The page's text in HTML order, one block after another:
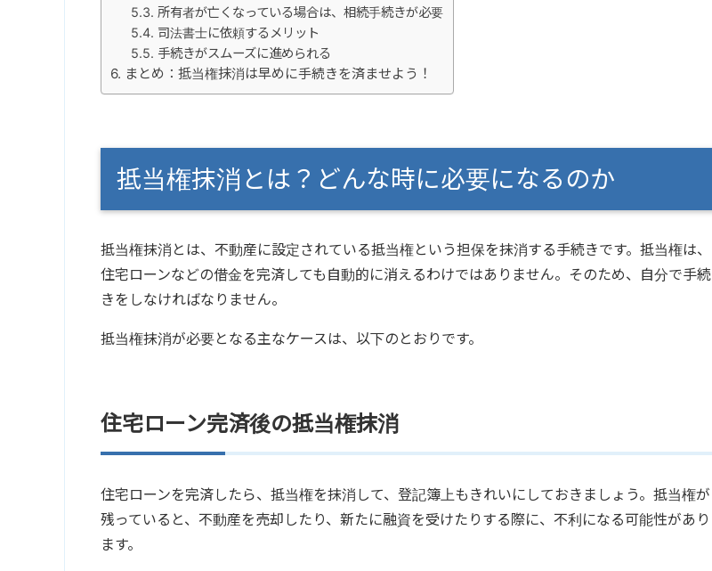
所有者が亡くなっている場合は、相続手続きが必要
司法書士に依頼するメリット
手続きがスムーズに進められる
まとめ：抵当権抹消は早めに手続きを済ませよう！
抵当権抹消とは？どんな時に必要になるのか
抵当権抹消 とは、不動産に設定されている抵当権という担保を抹消する手続きです。抵当権は、
住宅ローンなどの借金を完済しても自動的に消えるわけではありません。そのため、自分で手続
きをしなければなりません。
抵当権抹消が必要となる主なケースは、以下のとおりです。
住宅ローン完済後の抵当権抹消
住宅ローンを完済したら、抵当権を抹消して、登記簿上もきれいにしておきましょう。抵当権が
残っていると、不動産を売却したり、新たに融資を受けたりする際に、不利になる可能性があり
ます。